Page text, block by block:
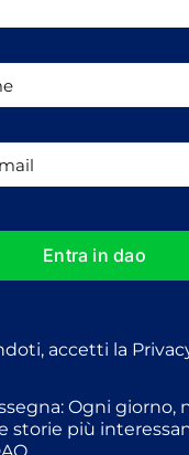
Entra in dao
accetti la
Ogni giorno,
storie più